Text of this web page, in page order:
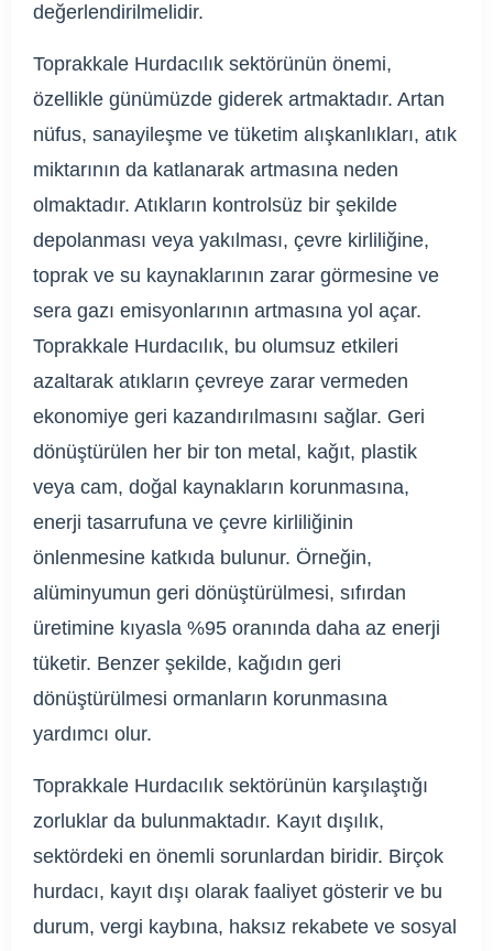
değerlendirilmelidir.
Toprakkale Hurdacılık sektörünün önemi,
özellikle günümüzde giderek artmaktadır. Artan
nüfus, sanayileşme ve tüketim alışkanlıkları, atık
miktarının da katlanarak artmasına neden
olmaktadır. Atıkların kontrolsüz bir şekilde
depolanması veya yakılması, çevre kirliliğine,
toprak ve su kaynaklarının zarar görmesine ve
sera gazı emisyonlarının artmasına yol açar.
Toprakkale Hurdacılık, bu olumsuz etkileri
azaltarak atıkların çevreye zarar vermeden
ekonomiye geri kazandırılmasını sağlar. Geri
dönüştürülen her bir ton metal, kağıt, plastik
veya cam, doğal kaynakların korunmasına,
enerji tasarrufuna ve çevre kirliliğinin
önlenmesine katkıda bulunur. Örneğin,
alüminyumun geri dönüştürülmesi, sıfırdan
üretimine kıyasla %95 oranında daha az enerji
tüketir. Benzer şekilde, kağıdın geri
dönüştürülmesi ormanların korunmasına
yardımcı olur.
Toprakkale Hurdacılık sektörünün karşılaştığı
zorluklar da bulunmaktadır. Kayıt dışılık,
sektördeki en önemli sorunlardan biridir. Birçok
hurdacı, kayıt dışı olarak faaliyet gösterir ve bu
durum, vergi kaybına, haksız rekabete ve sosyal